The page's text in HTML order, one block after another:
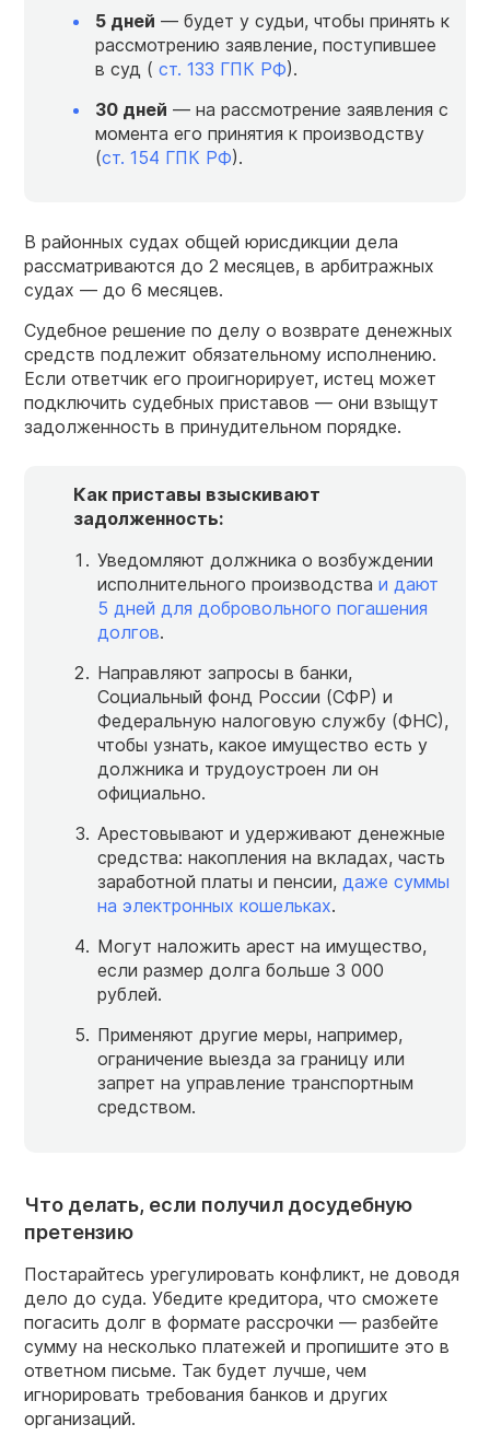
5 дней — будет у судьи, чтобы принять к
рассмотрению заявление, поступившее
в суд ( ст. 133 ГПК РФ).
30 дней — на рассмотрение заявления с
момента его принятия к производству
(ст. 154 ГПК РФ).
В районных судах общей юрисдикции дела
рассматриваются до 2 месяцев, в арбитражных
судах — до 6 месяцев.
Судебное решение по делу о возврате денежных
средств подлежит обязательному исполнению.
Если ответчик его проигнорирует, истец может
подключить судебных приставов — они взыщут
задолженность в принудительном порядке.
Как приставы взыскивают
задолженность:
Уведомляют должника о возбуждении
исполнительного производства и дают
5 дней для добровольного погашения
долгов.
Направляют запросы в банки,
Социальный фонд России (СФР) и
Федеральную налоговую службу (ФНС),
чтобы узнать, какое имущество есть у
должника и трудоустроен ли он
официально.
Арестовывают и удерживают денежные
средства: накопления на вкладах, часть
заработной платы и пенсии, даже суммы
на электронных кошельках.
Могут наложить арест на имущество,
если размер долга больше 3 000
рублей.
Применяют другие меры, например,
ограничение выезда за границу или
запрет на управление транспортным
средством.
Что делать, если получил досудебную
претензию
Постарайтесь урегулировать конфликт, не доводя
дело до суда. Убедите кредитора, что сможете
погасить долг в формате рассрочки — разбейте
сумму на несколько платежей и пропишите это в
ответном письме. Так будет лучше, чем
игнорировать требования банков и других
организаций.